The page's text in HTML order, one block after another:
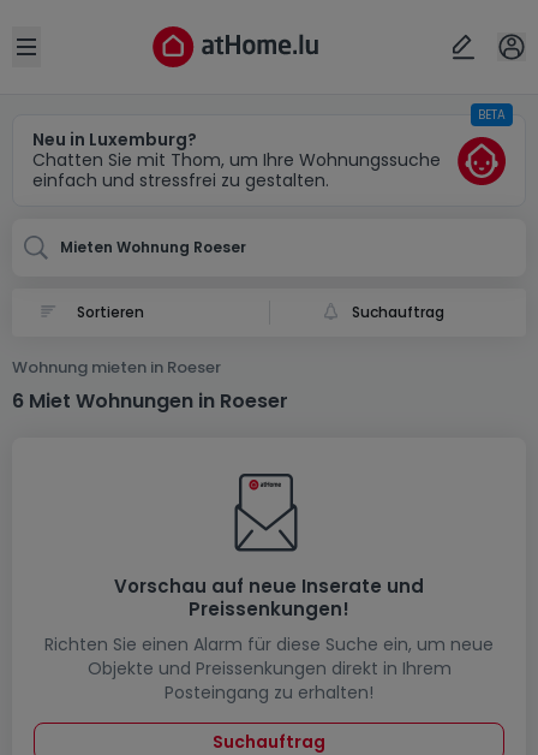
Open sidebar
Neu in Luxemburg?
Chatten Sie mit Thom, um Ihre Wohnungssuche
einfach und stressfrei zu gestalten.
BETA
Mieten Wohnung Roeser
Suchauftrag
Wohnung mieten in Roeser
6 Miet Wohnungen in Roeser
Vorschau auf neue Inserate und
Preissenkungen!
Richten Sie einen Alarm für diese Suche ein, um neue
Objekte und Preissenkungen direkt in Ihrem
Posteingang zu erhalten!
Suchauftrag
Ort
Abbrechen ok